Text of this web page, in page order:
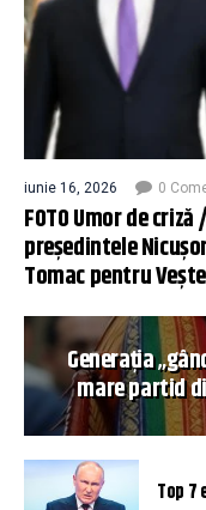
iunie 16, 2026 0
FOTO Umor de
președintele
Tomac pentru
Generația
mare partid
Top 7